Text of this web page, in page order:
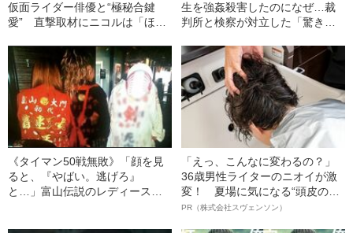
仮面ライダー俳優と“極秘合鍵
愛” 直撃取材にニコルは「ほん
熱愛スクープ】
生を強姦殺害したのになぜ…裁
判所と検察が対立した「驚きの
《タイマン50戦無敗》「顔を見
ると、『やばい。逃げろ』
と…」富山伝説のレディース初
「えっ、こんなに変わるの？」
36歳男性ライターのニオイが激
変！ 夏場に気になる“頭皮のニ
オイ”や“ベタつき”を解消す
PR（株式会社スヴェンソン）